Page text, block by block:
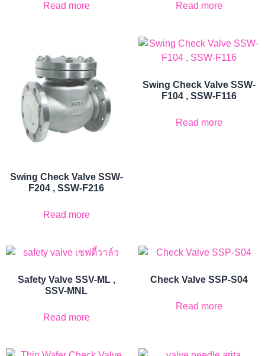
Read more Read more
Swing Check Valve SSW-
F204 , SSW-F216
Read more
Swing Check Valve SSW-
F104 , SSW-F116
Read more
Safety Valve SSV-ML ,
SSV-MNL
Read more
Check Valve SSP-S04
Read more